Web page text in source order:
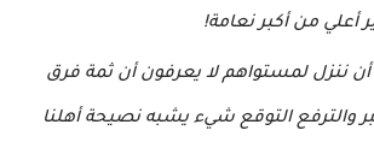
من أكبر نعامة!
ننزل لمستواهم لا يعرفون أن ثمة فرق
والترفع التوقع شيء يشبه نصيحة أهلنا